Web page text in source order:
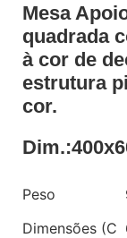
Mesa
quadrada
à cor de
estrutura
cor.
Peso
Dimensões (C